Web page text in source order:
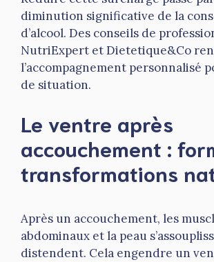
diminution significative de la
d’alcool. Des conseils de
NutriExpert et Dietetique&Co
l’accompagnement personnalisé
de situation.
Le ventre après
accouchement :
transformations
Après un accouchement, les
abdominaux et la peau
distendent. Cela engendre un